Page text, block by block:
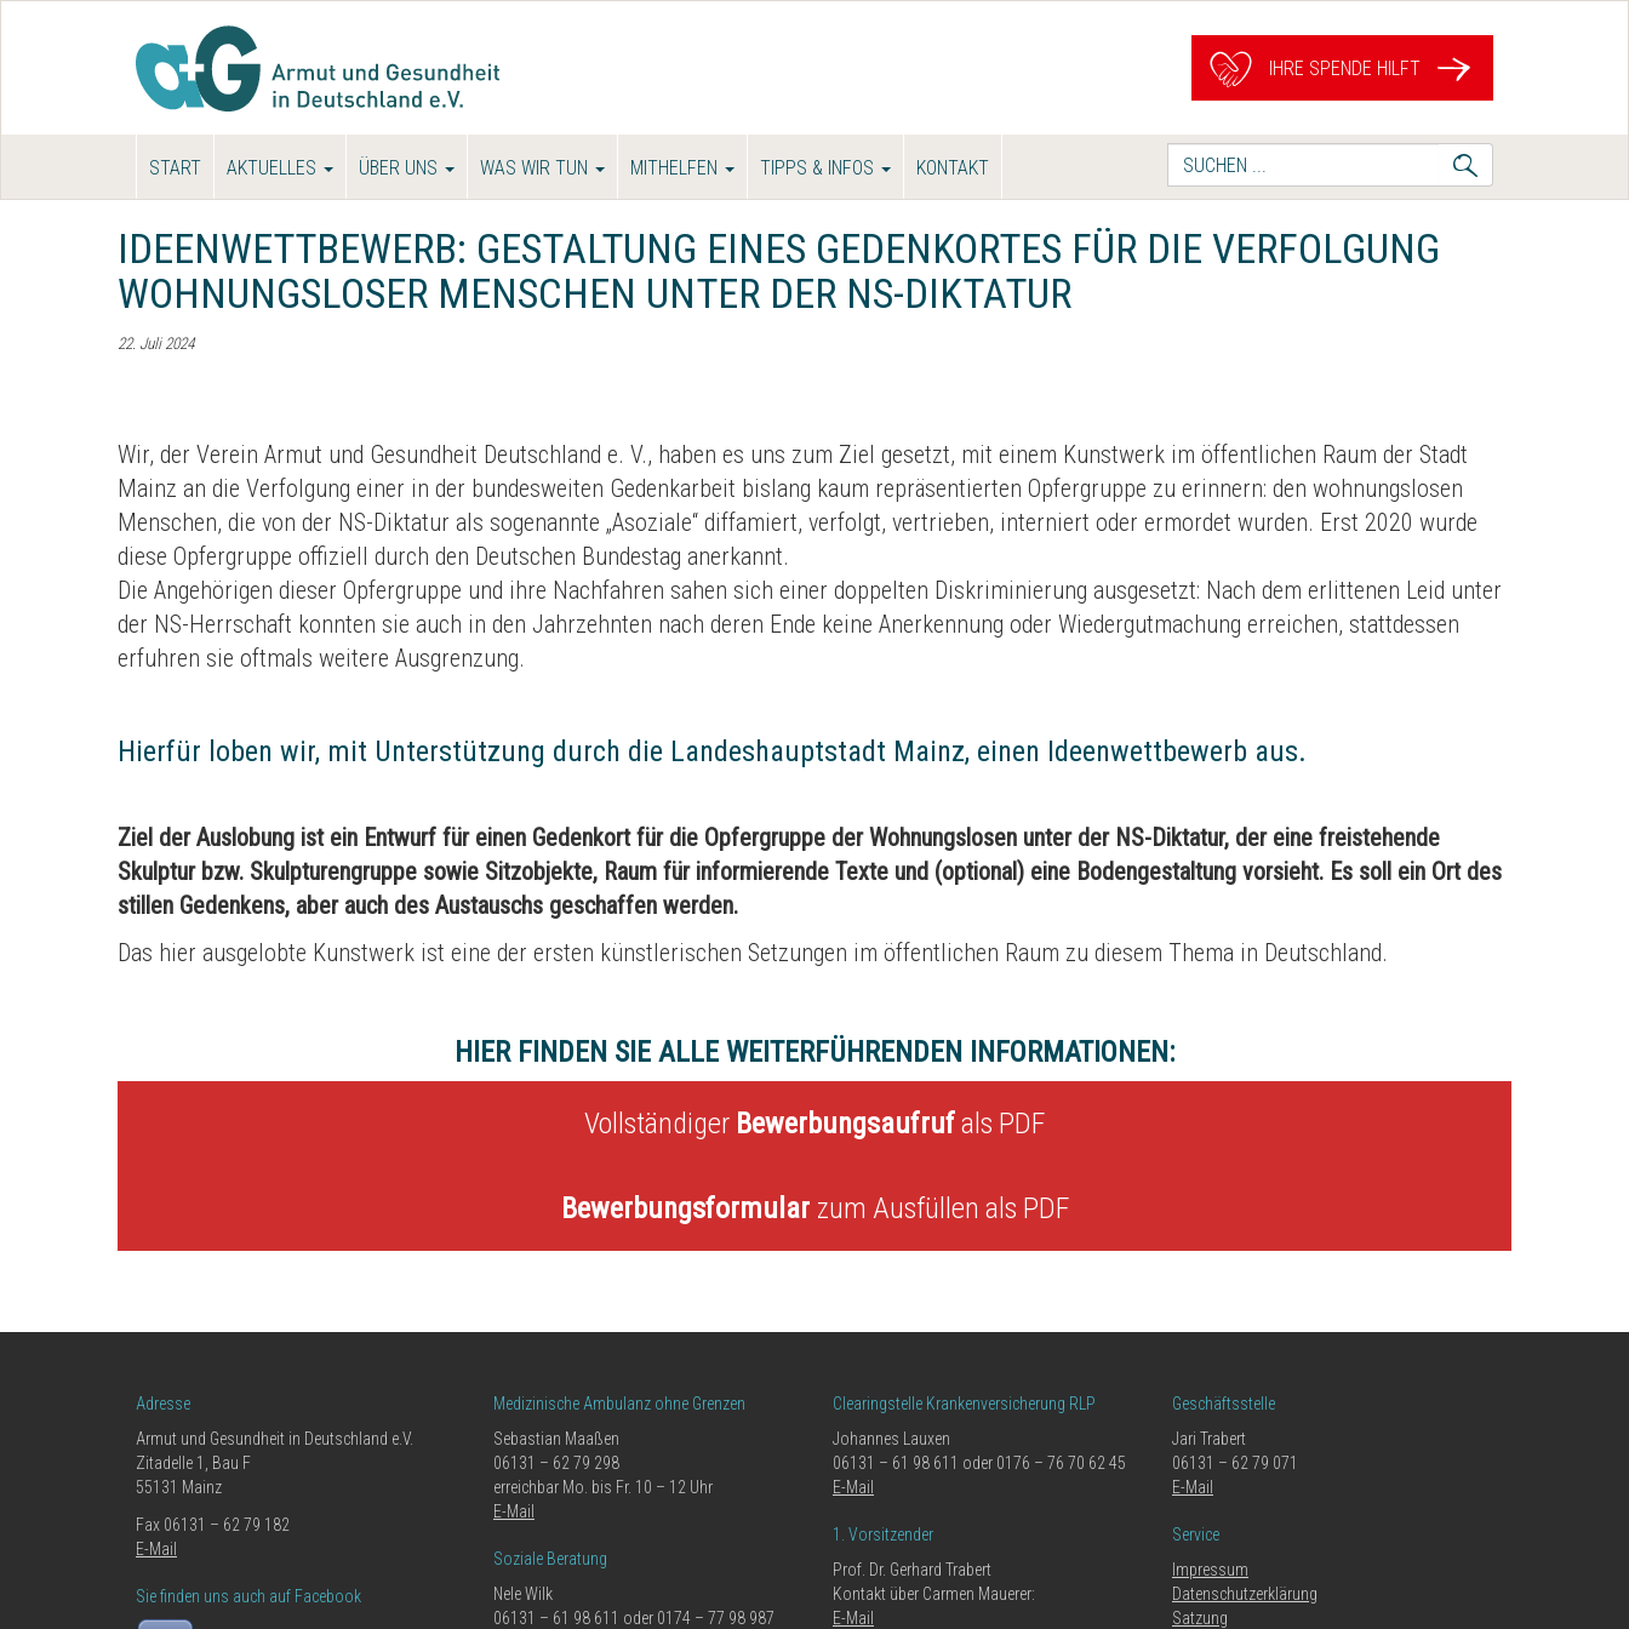
IHRE SPENDE HILFT
START AKTUELLES ÜBER UNS WAS WIR TUN MITHELFEN TIPPS & INFOS KONTAKT
Suche
nach:
IDEENWETTBEWERB: GESTALTUNG EINES GEDENKORTES FÜR DIE VERFOLGUNG
WOHNUNGSLOSER MENSCHEN UNTER DER NS-DIKTATUR
22. Juli 2024
Wir, der Verein Armut und Gesundheit Deutschland e. V., haben es uns zum Ziel gesetzt, mit einem Kunstwerk im öffentlichen Raum der Stadt
Mainz an die Verfolgung einer in der bundesweiten Gedenkarbeit bislang kaum repräsentierten Opfergruppe zu erinnern: den wohnungslosen
Menschen, die von der NS-Diktatur als sogenannte „Asoziale“ diffamiert, verfolgt, vertrieben, interniert oder ermordet wurden. Erst 2020 wurde
diese Opfergruppe offiziell durch den Deutschen Bundestag anerkannt.
Die Angehörigen dieser Opfergruppe und ihre Nachfahren sahen sich einer doppelten Diskriminierung ausgesetzt: Nach dem erlittenen Leid unter
der NS-Herrschaft konnten sie auch in den Jahrzehnten nach deren Ende keine Anerkennung oder Wiedergutmachung erreichen, stattdessen
erfuhren sie oftmals weitere Ausgrenzung.
Hierfür loben wir, mit Unterstützung durch die Landeshauptstadt Mainz, einen Ideenwettbewerb aus.
Ziel der Auslobung ist ein Entwurf für einen Gedenkort für die Opfergruppe der Wohnungslosen unter der NS-Diktatur, der eine freistehende
Skulptur bzw. Skulpturengruppe sowie Sitzobjekte, Raum für informierende Texte und (optional) eine Bodengestaltung vorsieht. Es soll ein Ort des
stillen Gedenkens, aber auch des Austauschs geschaffen werden.
Das hier ausgelobte Kunstwerk ist eine der ersten künstlerischen Setzungen im öffentlichen Raum zu diesem Thema in Deutschland.
HIER FINDEN SIE ALLE WEITERFÜHRENDEN INFORMATIONEN:
Vollständiger Bewerbungsaufrufals PDF
Bewerbungsformular zum Ausfüllen als PDF
Adresse
Armut und Gesundheit in Deutschland e.V.
Zitadelle 1, Bau F
55131 Mainz
Fax 06131 – 62 79 182
E-Mail
Sie finden uns auch auf Facebook
Medizinische Ambulanz ohne Grenzen
Sebastian Maaßen
06131 – 62 79 298
erreichbar Mo. bis Fr. 10 – 12 Uhr
E-Mail
Soziale Beratung
Nele Wilk
06131 – 61 98 611 oder 0174 – 77 98 987
Clearingstelle Krankenversicherung RLP
Johannes Lauxen
06131 – 61 98 611 oder 0176 – 76 70 62 45
E-Mail
1. Vorsitzender
Prof. Dr. Gerhard Trabert
Kontakt über Carmen Mauerer:
E-Mail
Geschäftsstelle
Jari Trabert
06131 – 62 79 071
E-Mail
Service
Impressum
Datenschutzerklärung
Satzung